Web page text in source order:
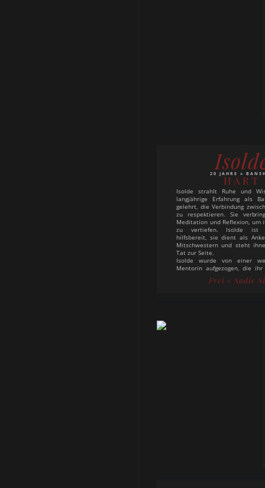
20 JAHRE »
HART
Isolde strahlt Ruhe und
langjährige Erfahrung als
gelehrt, die Verbindung
zu respektieren. Sie
Meditation und Reflexion, um
zu vertiefen. Isolde ist
hilfsbereit, sie dient als
Mitschwestern und steht
Tat zur Seite.
Isolde wurde von einer
Mentorin aufgezogen, die
der Gabe beibrachte. Ihr
verschiedenen Orten, wo sie
Frei « Sadie